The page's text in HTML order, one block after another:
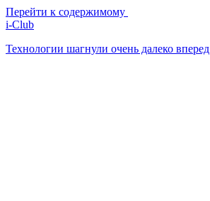
Перейти к содержимому
i-Club
Технологии шагнули очень далеко вперед